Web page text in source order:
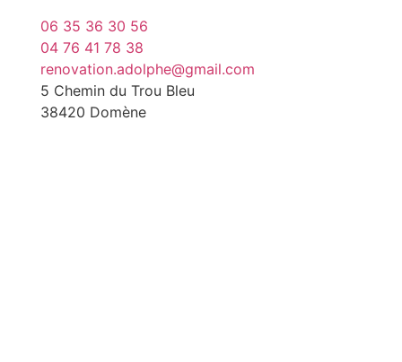
06 35 36 30 56
04 76 41 78 38
renovation.adolphe@gmail.com
5 Chemin du Trou Bleu
38420 Domène